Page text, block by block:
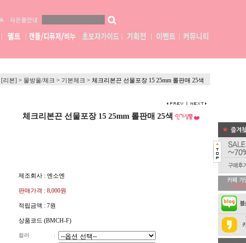
[리본] > 물방울/체크 > 기본체크 > 체크리본끈 선물포장 15 25mm 롤판매 25색
체크리본끈 선물포장 15 25mm 롤판매 25색
제조회사 : 엔소엔
판매가격 : 8,000원
적립금액 : 7원
상품코드 (BMCH-F)
컬러
: